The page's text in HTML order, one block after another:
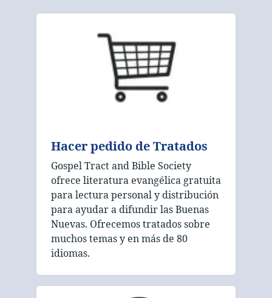
Hacer pedido de Tratados
Gospel Tract and Bible Society
ofrece literatura evangélica gratuita
para lectura personal y distribución
para ayudar a difundir las Buenas
Nuevas. Ofrecemos tratados sobre
muchos temas y en más de 80
idiomas.